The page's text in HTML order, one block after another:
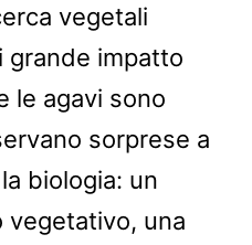
vegetali
grande impatto
le agavi sono
sorprese a
biologia: un
vegetativo, una